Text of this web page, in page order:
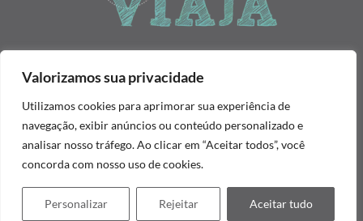
Valorizamos sua privacidade
Utilizamos cookies para aprimorar sua experiência de
navegação, exibir anúncios ou conteúdo personalizado e
analisar nosso tráfego. Ao clicar em “Aceitar todos”, você
concorda com nosso uso de cookies.
Personalizar Rejeitar Aceitar tudo
Home Sobre Política de Privacidade
É proibida qualquer reprodução de textos, integral ou
parcialmente, e imagens contidas neste blog, em qualquer meio de
comunicação, sem prévia consulta e autorização. Conteúdo
2026 Mulher Casada Viaja. Todos os Direitos Reservados. DZign®